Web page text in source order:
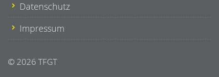
Datenschutz
Impressum
© 2026 TFGT